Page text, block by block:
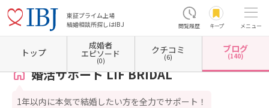
東証プライム上場
結婚相談所探しはIBJ
閲覧履歴 キープ メニュー
ホーム 岐阜県の結婚相談所 岐阜県岐阜市 婚活サポート LIF BRIDAL カウンセラーブ
婚活サポート LIF BRIDAL
1年以内に本気で結婚したい方を全力でサポート！
トップ
成婚者
エピソード
(0)
クチコミ
(6)
ブログ
(140)